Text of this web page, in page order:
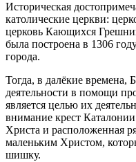
Историческая
католические церкви:
церковь Кающихся
была построена в 1306
города.
Тогда, в далёкие времена,
деятельности в помощи
является целью их
внимание крест
Христа и расположенная
маленьким Христом,
шишку.